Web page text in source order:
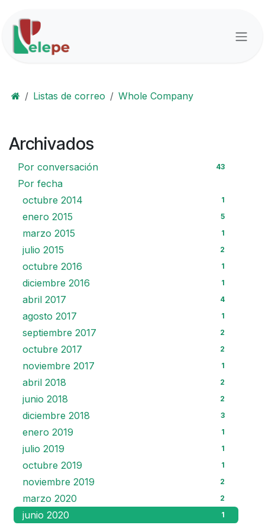
Listas de correo Whole Company
Archivados
Por conversación 43
Por fecha
octubre 2014
1
enero 2015 5
marzo 2015 1
julio 2015 2
octubre 2016 1
diciembre 2016 1
abril 2017 4
agosto 2017 1
septiembre 2017 2
octubre 2017 2
noviembre 2017 1
abril 2018 2
junio 2018 2
diciembre 2018 3
enero 2019 1
julio 2019 1
octubre 2019 1
noviembre 2019 2
marzo 2020 2
junio 2020 1